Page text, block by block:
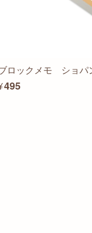
ロックメモ ショパ
¥495